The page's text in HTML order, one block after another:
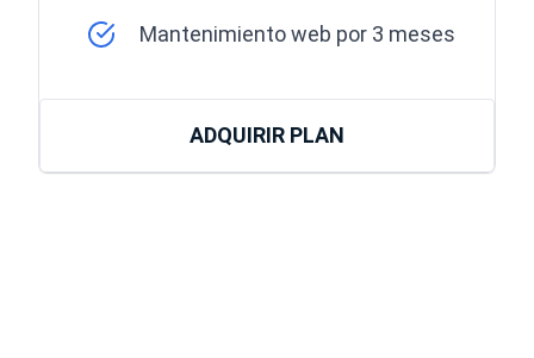
Mantenimiento web por 3 meses
ADQUIRIR PLAN